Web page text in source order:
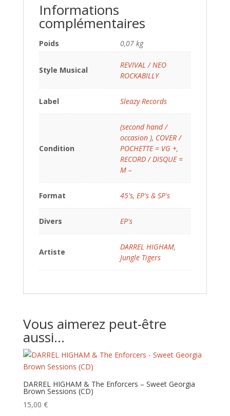
Informations
complémentaires
Poids 0,07 kg
Style Musical
REVIVAL / NEO
ROCKABILLY
Label Sleazy Records
Condition
(second hand /
occasion ), COVER /
POCHETTE = VG +,
RECORD / DISQUE =
M –
Format 45's, EP's & SP's
Divers EP's
Artiste
DARREL HIGHAM,
Jungle Tigers
Vous aimerez peut-être
aussi…
DARREL HIGHAM & The Enforcers – Sweet Georgia
Brown Sessions (CD)
15,00 €